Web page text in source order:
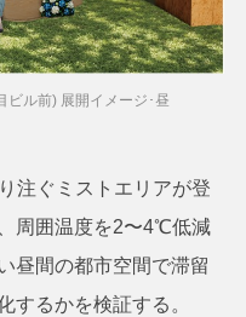
ビル前) 展開イメージ･昼
注ぐミストエリアが登
周囲温度を2〜4℃低減
昼間の都市空間で滞留
するかを検証する。